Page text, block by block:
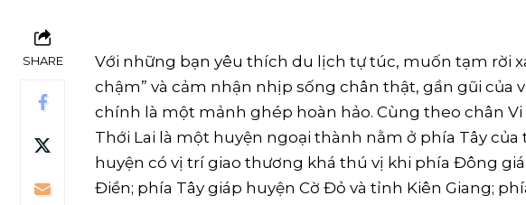
SHARE
Với những bạn yêu thích du lịch tự túc, muốn tạm rời
chậm” và cảm nhận nhịp sống chân thật, gần gũi của
chính là một mảnh ghép hoàn hảo. Cùng theo chân Vi
Thới Lai là một huyện ngoại thành nằm ở phía Tây
huyện có vị trí giao thương khá thú vị khi phía Đông
Điền; phía Tây giáp huyện Cờ Đỏ và tỉnh Kiên Giang;